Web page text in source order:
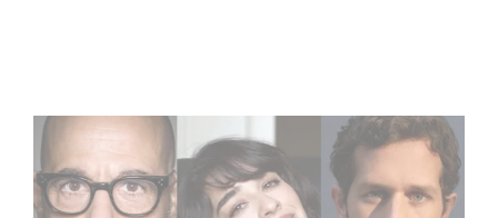
Le riprese di Masterplan sono ufficialmente iniziate in